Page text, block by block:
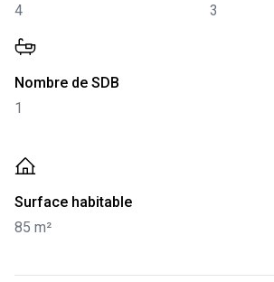
4
3
Nombre de SDB
1
Surface habitable-
85 m²